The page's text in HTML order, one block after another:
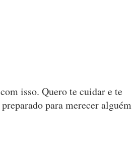
isso. Quero te cuidar e te
para merecer alguém